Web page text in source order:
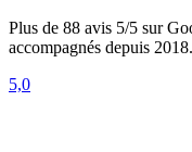
Plus de 88 avis 5/5 sur
accompagnés depuis 2018.
5,0